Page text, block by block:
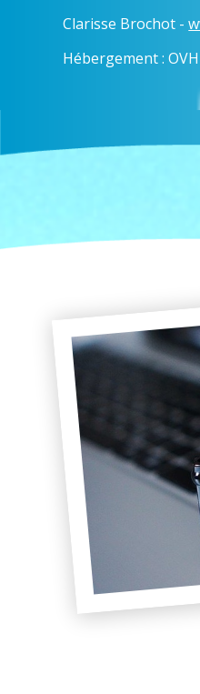
Clarisse Brochot -
Hébergement : OVH